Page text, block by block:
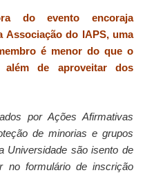
do evento encoraja
Associação do IAPS, uma
é menor do que o
além de aproveitar dos
por Ações Afirmativas
de minorias e grupos
Universidade são isento de
no formulário de inscrição